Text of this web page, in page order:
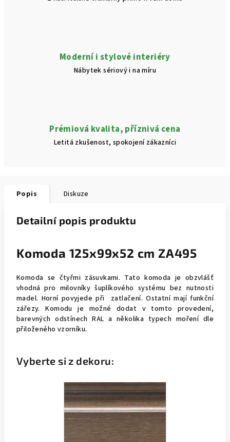
Moderní i stylové interiéry
Nábytek sériový i na míru
Prémiová kvalita, příznivá cena
Letitá zkušenost, spokojení zákazníci
Popis Diskuze
Detailní popis produktu
Komoda 125x99x52 cm ZA495
Komoda se čtyřmi zásuvkami. Tato komoda je obzvlášť
vhodná pro milovníky šuplíkového systému bez nutnosti
madel. Horní povyjede při zatlačení. Ostatní mají funkční
zářezy. Komodu je možné dodat v tomto provedení,
barevných odstínech RAL a několika typech moření dle
přiloženého vzorníku.
Vyberte si z dekoru: